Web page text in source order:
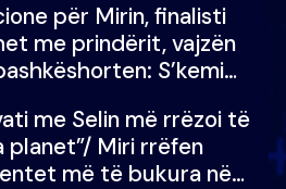
e madh
për Mirin, finalisti
me prindërit, vajzën
S’kemi
me Selin më rrëzoi të
planet”/ Miri rrëfen
më të bukura në